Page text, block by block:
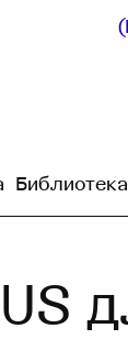
Библиотека